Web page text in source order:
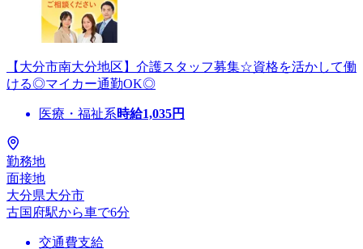
【大分市南大分地区】介護スタッフ募集☆資格を活かして働
ける◎マイカー通勤OK◎
医療・福祉系時給1,035円
勤務地
面接地
大分県大分市
古国府駅から車で6分
交通費支給